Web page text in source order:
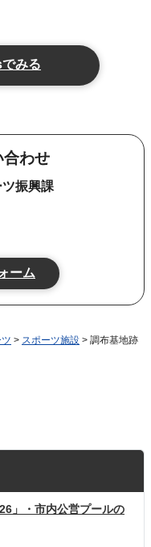
みる
合わせ
振興課
> スポーツ施設 > 調布基地跡
」・市内公営プールの